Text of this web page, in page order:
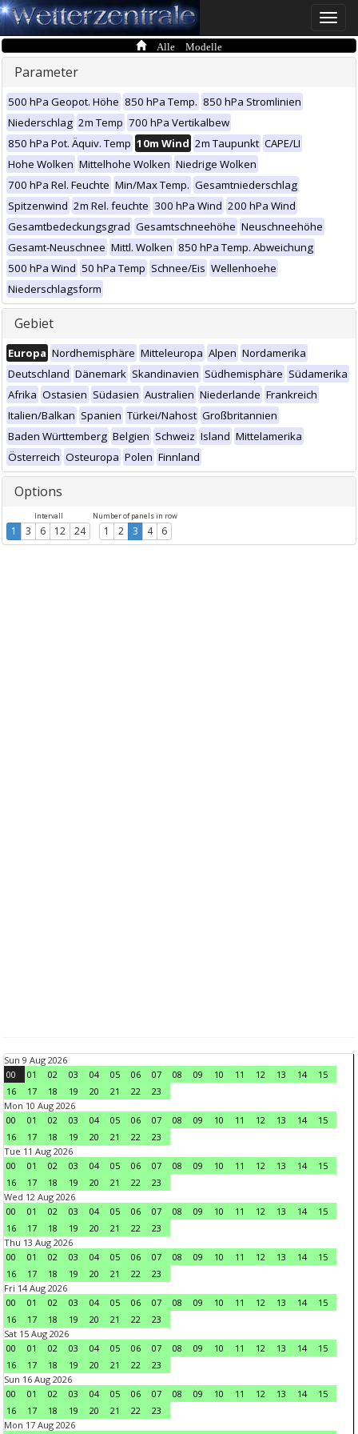
Toggle
Alle Modelle
Parameter
500 hPa Geopot. Höhe 850 hPa Temp. 850 hPa Stromlinien
Niederschlag 2m Temp 700 hPa Vertikalbew
850 hPa Pot. Äquiv. Temp 10m Wind 2m Taupunkt CAPE/LI
Hohe Wolken Mittelhohe Wolken Niedrige Wolken
700 hPa Rel. Feuchte Min/Max Temp. Gesamtniederschlag
Spitzenwind 2m Rel. feuchte 300 hPa Wind 200 hPa Wind
Gesamtbedeckungsgrad Gesamtschneehöhe Neuschneehöhe
Gesamt-Neuschnee Mittl. Wolken 850 hPa Temp. Abweichung
500 hPa Wind 50 hPa Temp Schnee/Eis Wellenhoehe
Niederschlagsform
Gebiet
Europa Nordhemisphäre Mitteleuropa Alpen Nordamerika
Deutschland Dänemark Skandinavien Südhemisphäre Südamerika
Afrika Ostasien Südasien Australien Niederlande Frankreich
Italien/Balkan Spanien Türkei/Nahost Großbritannien
Baden Württemberg Belgien Schweiz Island Mittelamerika
Österreich Osteuropa Polen Finnland
Options
Intervall
1 3 6 12 24
Number of panels in row
1 2 3 4 6
Sun 9 Aug 2026
00
01 02 03 04 05 06 07 08 09 10 11 12 13 14
15
16
17 18 19 20 21 22
23
Mon 10 Aug 2026
00
01 02 03 04 05 06 07 08 09 10 11 12 13 14
15
16
17 18 19 20 21 22
23
Tue 11 Aug 2026
00
01 02 03 04 05 06 07 08 09 10 11 12 13 14
15
16
17 18 19 20 21 22
23
Wed 12 Aug 2026
00
01 02 03 04 05 06 07 08 09 10 11 12 13 14
15
16
17 18 19 20 21 22
23
Thu 13 Aug 2026
00
01 02 03 04 05 06 07 08 09 10 11 12 13 14
15
16
17 18 19 20 21 22
23
Fri 14 Aug 2026
00
01 02 03 04 05 06 07 08 09 10 11 12 13 14
15
16
17 18 19 20 21 22
23
Sat 15 Aug 2026
00
01 02 03 04 05 06 07 08 09 10 11 12 13 14
15
16
17 18 19 20 21 22
23
Sun 16 Aug 2026
00
01 02 03 04 05 06 07 08 09 10 11 12 13 14
15
16
17 18 19 20 21 22
23
Mon 17 Aug 2026